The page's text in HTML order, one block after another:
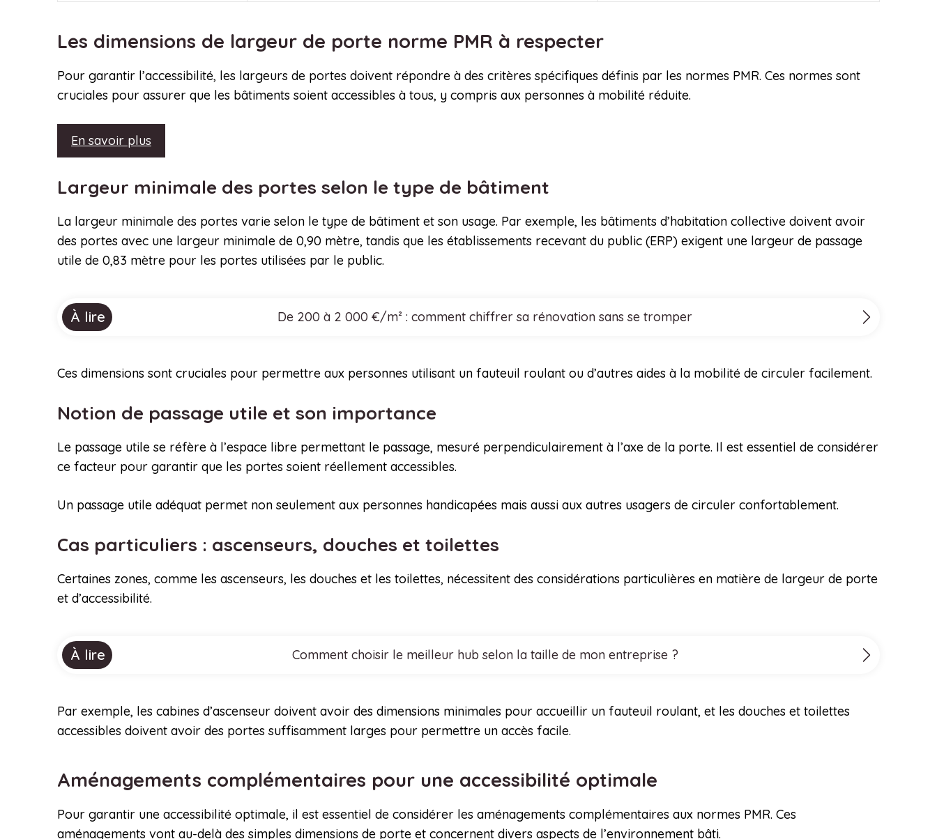
Les dimensions de largeur de porte norme PMR à respecter
Pour garantir l’accessibilité, les largeurs de portes doivent répondre à des critères spécifiques définis par les normes PMR. Ces normes sont
cruciales pour assurer que les bâtiments soient accessibles à tous, y compris aux personnes à mobilité réduite.
En savoir plus
Largeur minimale des portes selon le type de bâtiment
La largeur minimale des portes varie selon le type de bâtiment et son usage. Par exemple, les bâtiments d’habitation collective doivent avoir
des portes avec une largeur minimale de 0,90 mètre, tandis que les établissements recevant du public (ERP) exigent une largeur de passage
utile de 0,83 mètre pour les portes utilisées par le public.
À lire De 200 à 2 000 €/m² : comment chiffrer sa rénovation sans se tromper
Ces dimensions sont cruciales pour permettre aux personnes utilisant un fauteuil roulant ou d’autres aides à la mobilité de circuler facilement.
Notion de passage utile et son importance
Le passage utile se réfère à l’espace libre permettant le passage, mesuré perpendiculairement à l’axe de la porte. Il est essentiel de considérer
ce facteur pour garantir que les portes soient réellement accessibles.
Un passage utile adéquat permet non seulement aux personnes handicapées mais aussi aux autres usagers de circuler confortablement.
Cas particuliers : ascenseurs, douches et toilettes
Certaines zones, comme les ascenseurs, les douches et les toilettes, nécessitent des considérations particulières en matière de largeur de porte
et d’accessibilité.
À lire Comment choisir le meilleur hub selon la taille de mon entreprise ?
Par exemple, les cabines d’ascenseur doivent avoir des dimensions minimales pour accueillir un fauteuil roulant, et les douches et toilettes
accessibles doivent avoir des portes suffisamment larges pour permettre un accès facile.
Aménagements complémentaires pour une accessibilité optimale
Pour garantir une accessibilité optimale, il est essentiel de considérer les aménagements complémentaires aux normes PMR. Ces
aménagements vont au-delà des simples dimensions de porte et concernent divers aspects de l’environnement bâti.